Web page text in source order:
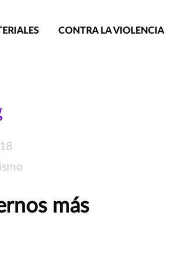
CONTRA LA VIOLENCIA
más